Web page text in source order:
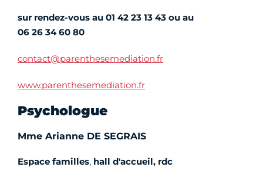
sur rendez-vous au 01 42 23 13 43 ou au
06 26 34 60 80
contact@parenthesemediation.fr
www.parenthesemediation.fr
Psychologue
Mme Arianne DE SEGRAIS
Espace familles, hall d'accueil, rdc